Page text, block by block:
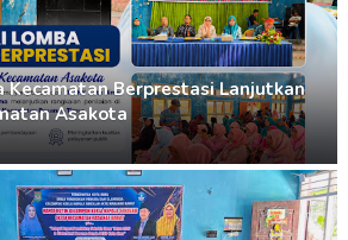
Kecamatan Berprestasi Lanjutkan
Asakota